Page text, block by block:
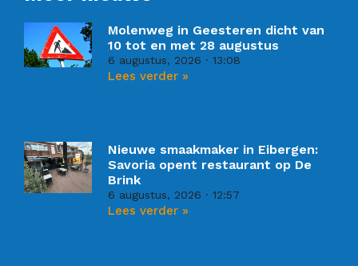
Molenweg in Geesteren dicht van
10 tot en met 28 augustus
6 augustus, 2026 13:08
Lees verder »
Nieuwe smaakmaker in Eibergen:
Savoria opent restaurant op De
Brink
6 augustus, 2026 12:57
Lees verder »